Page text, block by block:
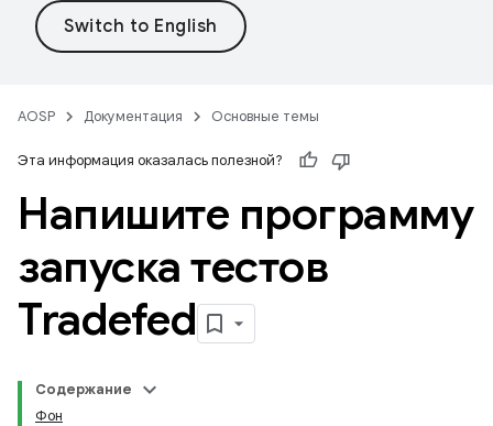
AOSP Документация Основные темы
Эта информация оказалась полезной?
Напишите программу
запуска тестов
Tradefed
Содержание
Фон